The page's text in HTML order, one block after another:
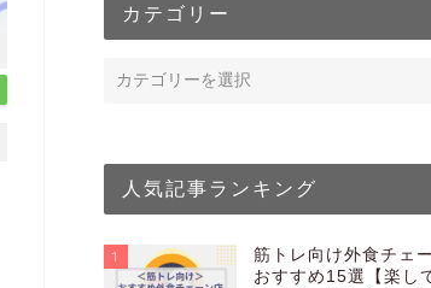
カテゴリー
人気記事ランキング
1
筋トレ向け外食チェ
おすすめ15選【楽し